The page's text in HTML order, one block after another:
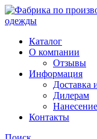
Каталог
О компании
Отзывы
Информация
Доставка
Дилерам
Контакты